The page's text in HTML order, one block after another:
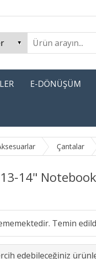
E-DÖNÜŞÜM
Çantalar
14"
Temin
edebileceğiniz